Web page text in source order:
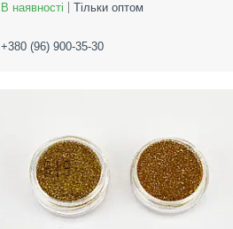
В наявності Тільки оптом
+380 (96) 900-35-30